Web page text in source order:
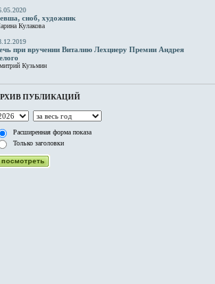
сноб, художник
Кулакова
при вручении Виталию Лехциеру Премии Андрея
Кузьмин
ПУБЛИКАЦИЙ
Расширенная форма показа
Только заголовки